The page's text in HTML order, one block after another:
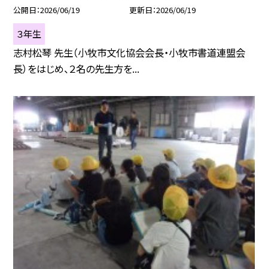
公開日 2026/06/19 更新日 2026/06/19
３年生
志村松琴 先生（小牧市文化協会会長・小牧市書道連盟会
長）をはじめ、２名の先生方を...